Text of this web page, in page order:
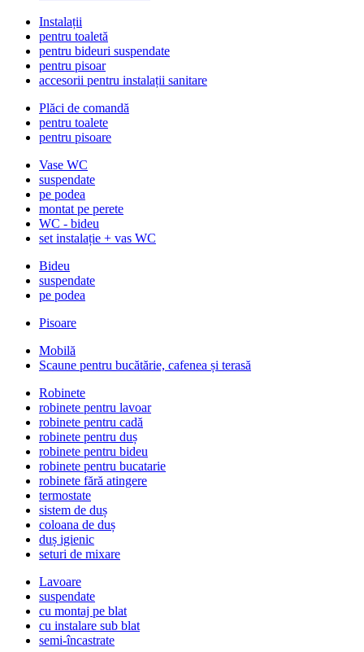
Instalații
pentru toaletă
pentru bideuri suspendate
pentru pisoar
accesorii pentru instalații sanitare
Plăci de comandă
pentru toalete
pentru pisoare
Vase WC
suspendate
pe podea
montat pe perete
WC - bideu
set instalație + vas WC
Bideu
suspendate
pe podea
Pisoare
Mobilă
Scaune pentru bucătărie, cafenea și terasă
Robinete
robinete pentru lavoar
robinete pentru cadă
robinete pentru duș
robinete pentru bideu
robinete pentru bucatarie
robinete fără atingere
termostate
sistem de duș
coloana de duș
duș igienic
seturi de mixare
Lavoare
suspendate
cu montaj pe blat
cu instalare sub blat
semi-încastrate